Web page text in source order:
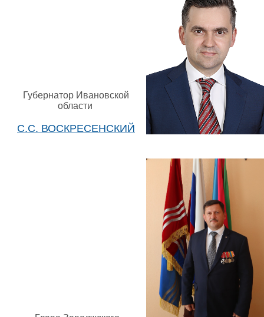
Губернатор Ивановской
области
С.С. ВОСКРЕСЕНСКИЙ